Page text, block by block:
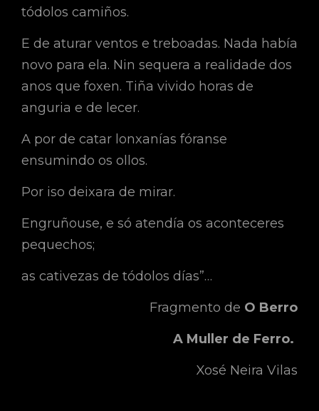
tódolos camiños.
E de aturar ventos e treboadas. Nada había
novo para ela. Nin sequera a realidade dos
anos que foxen. Tiña vivido horas de
anguria e de lecer.
A por de catar lonxanías fóranse
ensumindo os ollos.
Por iso deixara de mirar.
Engruñouse, e só atendía os aconteceres
pequechos;
as cativezas de tódolos días”…
Fragmento de O Berro
A Muller de Ferro.
Xosé Neira Vilas